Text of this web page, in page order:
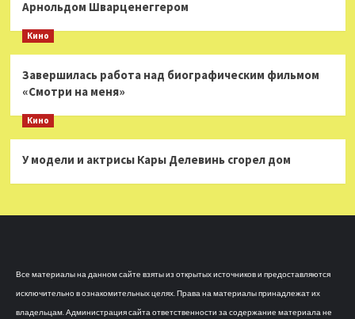
Арнольдом Шварценеггером
Кино
Завершилась работа над биографическим фильмом
«Смотри на меня»
Кино
У модели и актрисы Кары Делевинь сгорел дом
Все материалы на данном сайте взяты из открытых источников и предоставляются
исключительно в ознакомительных целях. Права на материалы принадлежат их
владельцам. Администрация сайта ответственности за содержание материала не